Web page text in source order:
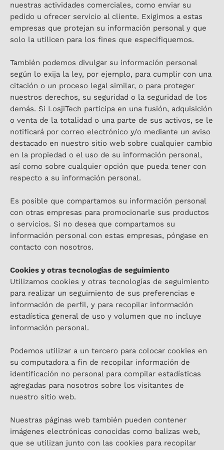
nuestras actividades comerciales, como enviar su
pedido u ofrecer servicio al cliente. Exigimos a estas
empresas que protejan su información personal y que
solo la utilicen para los fines que especifiquemos.
También podemos divulgar su información personal
según lo exija la ley, por ejemplo, para cumplir con una
citación o un proceso legal similar, o para proteger
nuestros derechos, su seguridad o la seguridad de los
demás. Si LosjiTech participa en una fusión, adquisición
o venta de la totalidad o una parte de sus activos, se le
notificará por correo electrónico y/o mediante un aviso
destacado en nuestro sitio web sobre cualquier cambio
en la propiedad o el uso de su información personal,
así como sobre cualquier opción que pueda tener con
respecto a su información personal.
Es posible que compartamos su información personal
con otras empresas para promocionarle sus productos
o servicios. Si no desea que compartamos su
información personal con estas empresas, póngase en
contacto con nosotros.
Cookies y otras tecnologías de seguimiento
Utilizamos cookies y otras tecnologías de seguimiento
para realizar un seguimiento de sus preferencias e
información de perfil, y para recopilar información
estadística general de uso y volumen que no incluye
información personal.
Podemos utilizar a un tercero para colocar cookies en
su computadora a fin de recopilar información de
identificación no personal para compilar estadísticas
agregadas para nosotros sobre los visitantes de
nuestro sitio web.
Nuestras páginas web también pueden contener
imágenes electrónicas conocidas como balizas web,
que se utilizan junto con las cookies para recopilar